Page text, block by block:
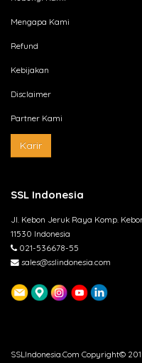
Mengapa Kami
Refund
Kebijakan
Disclaimer
Partner Kami
Karir
SSL Indonesia
Jl. Kebon Jeruk Raya Komp.
11530 Indonesia
021-536678-55
sales@sslindonesia.com
SSLIndonesia.Com Copyright©